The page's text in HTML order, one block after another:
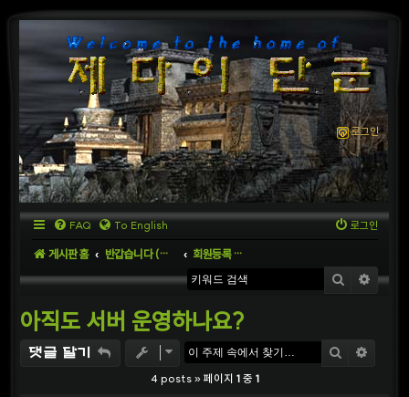
로그인
FAQ To English 로그인
게시판 홈 반갑습니다 (Welcome to the World) 회원등록 및 게시판이용 안내 (Registration & Forum Rules)
검색 상세
아직도 서버 운영하나요?
댓글 달기 검색
4 posts » 페이지 1중 1